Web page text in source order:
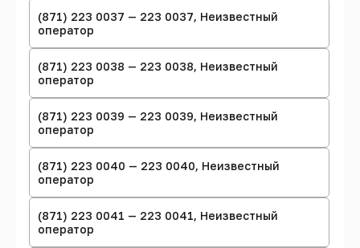
(871) 223 0037 — 223 0037, Неизвестный
оператор
(871) 223 0038 — 223 0038, Неизвестный
оператор
(871) 223 0039 — 223 0039, Неизвестный
оператор
(871) 223 0040 — 223 0040, Неизвестный
оператор
(871) 223 0041 — 223 0041, Неизвестный
оператор